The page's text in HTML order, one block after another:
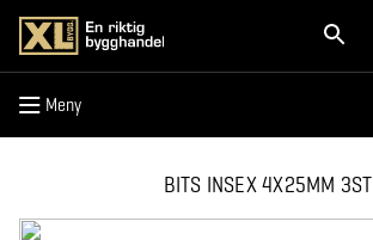
Meny
Meny
BITS INSEX 4X25MM 3ST